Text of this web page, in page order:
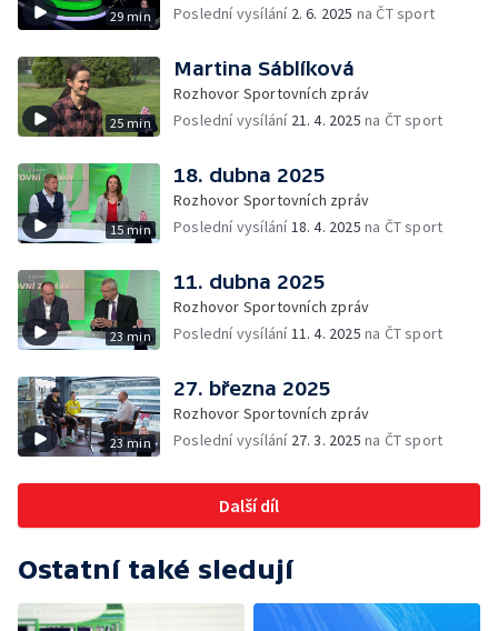
29 min
Poslední vysílání 2. 6. 2025 na ČT sport
25 min
Martina Sáblíková
Rozhovor Sportovních zpráv
Poslední vysílání 21. 4. 2025 na ČT sport
15 min
18. dubna 2025
Rozhovor Sportovních zpráv
Poslední vysílání18. 4. 2025 na ČT sport
23 min
11. dubna 2025
Rozhovor Sportovních zpráv
Poslední vysílání11. 4. 2025 na ČT sport
23 min
27. března 2025
Rozhovor Sportovních zpráv
Poslední vysílání 27. 3. 2025 na ČT sport
Další díl
Ostatní také sledují